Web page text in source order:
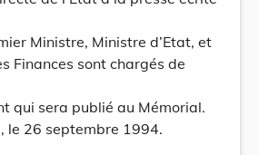
Ministre, Ministre d’Etat, et
Finances sont chargés de
qui sera publié au Mémorial.
le 26 septembre 1994.